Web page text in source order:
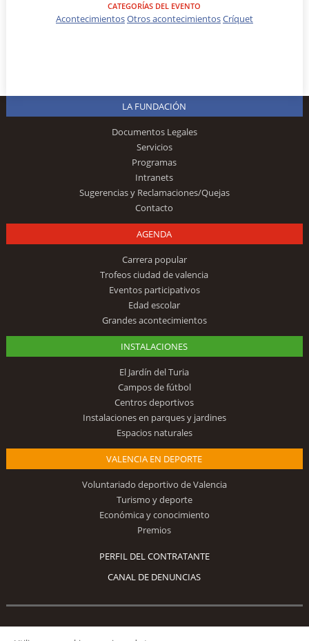
CATEGORÍAS DEL EVENTO
AcontecimientosOtros acontecimientosCríquet
LA FUNDACIÓN
Documentos Legales
Servicios
Programas
Intranets
Sugerencias y Reclamaciones/Quejas
Contacto
AGENDA
Carrera popular
Trofeos ciudad de valencia
Eventos participativos
Edad escolar
Grandes acontecimientos
INSTALACIONES
El Jardín del Turia
Campos de fútbol
Centros deportivos
Instalaciones en parques y jardines
Espacios naturales
VALENCIA EN DEPORTE
Voluntariado deportivo de Valencia
Turismo y deporte
Económica y conocimiento
Premios
PERFIL DEL CONTRATANTE
CANAL DE DENUNCIAS
Síguenos